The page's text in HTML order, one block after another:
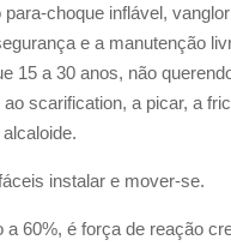
choque inflável,
e a manutenção
15 a 30 anos, não
scarification, a picar, a
instalar e mover-se.
a 60%, é força de reação